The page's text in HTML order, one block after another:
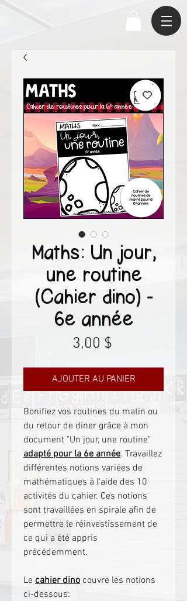
Maths: Un jour,
une routine
(Cahier dino) -
6e année
3,00 $Prix
AJOUTER AU PANIER
Bonifiez vos routines du matin ou
du retour de diner grâce à mon
document "Un jour, une routine"
adapté pour la 6e année. Travaillez
différentes notions variées de
mathématiques à l'aide des 10
activités du cahier. Ces notions
sont travaillées en spirale afin de
permettre le réinvestissement de
ce qui a été appris
précédemment.
Le cahier dino couvre les notions
ci-dessous: